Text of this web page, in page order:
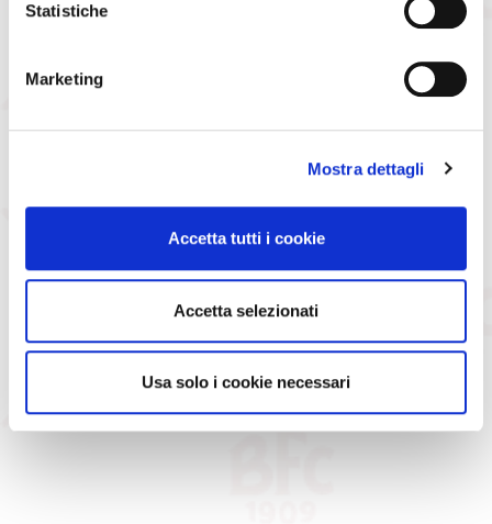
Statistiche
Marketing
Mostra dettagli
Accetta tutti i cookie
Accetta selezionati
Usa solo i cookie necessari